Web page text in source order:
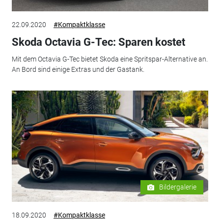
22.09.2020 #Kompaktklasse
Skoda Octavia G-Tec: Sparen kostet
Mit dem Octavia G-Tec bietet Skoda eine Spritspar-Alternative an.
An Bord sind einige Extras und der Gastank.
Bildergalerie
18.09.2020 #Kompaktklasse